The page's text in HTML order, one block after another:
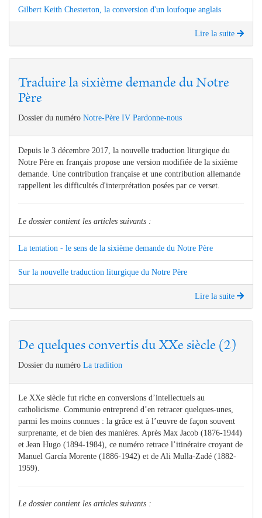
Gilbert Keith Chesterton, la conversion d'un loufoque anglais
Lire la suite
Traduire la sixième demande du Notre
Père
Dossier du numéro Notre-Père IV Pardonne-nous
Depuis le 3 décembre 2017, la nouvelle traduction liturgique du
Notre Père en français propose une version modifiée de la sixième
demande. Une contribution française et une contribution allemande
rappellent les difficultés d'interprétation posées par ce verset.
Le dossier contient les articles suivants :
La tentation - le sens de la sixième demande du Notre Père
Sur la nouvelle traduction liturgique du Notre Père
Lire la suite
De quelques convertis du XXe siècle (2)
Dossier du numéro La tradition
Le XXe siècle fut riche en conversions d’intellectuels au
catholicisme. Communio entreprend d’en retracer quelques-unes,
parmi les moins connues : la grâce est à l’œuvre de façon souvent
surprenante, et de bien des manières. Après Max Jacob (1876-1944)
et Jean Hugo (1894-1984), ce numéro retrace l’itinéraire croyant de
Manuel García Morente (1886-1942) et de Ali Mulla-Zadé (1882-
1959).
Le dossier contient les articles suivants :